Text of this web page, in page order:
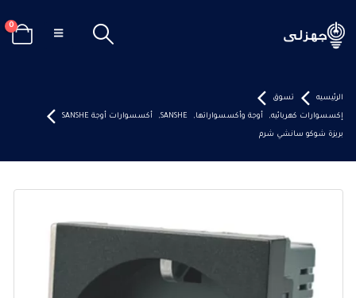
0
الرئيسيه تسوق
إكسسوارات كهربائيه, أوجة وأكسسواراتها,
SANSHE
, أكسسوارات أوجة SANSHE
بريزة شوكو سانشي شرم